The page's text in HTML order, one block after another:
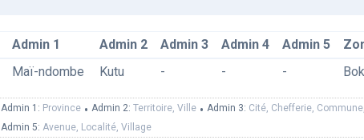
Admin 1 Admin 2 Admin 3 Admin 4 Admin 5
Maï-ndombe
Kutu - - -
Admin 1: Province • Admin 2: Territoire, Ville • Admin 3: Cité, Chefferie,
Admin 5: Avenue, Localité, Village